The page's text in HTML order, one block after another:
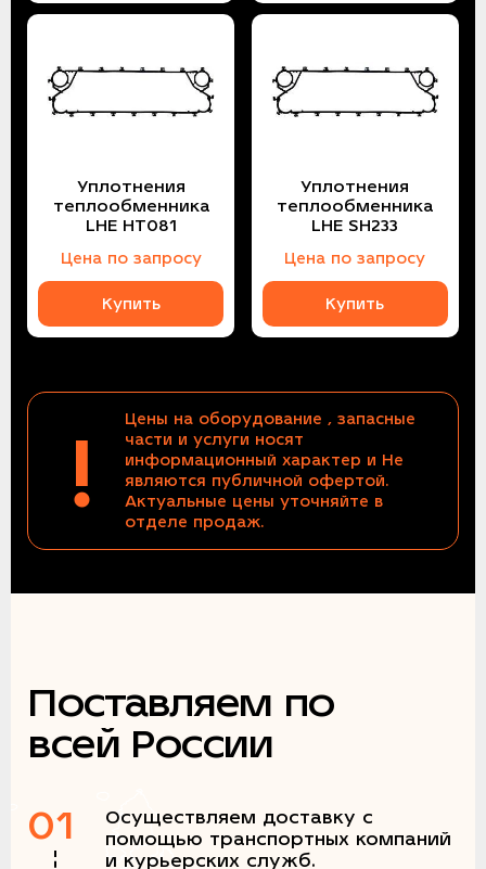
Уплотнения
теплообменника
LHE HT081
Цена по запросу
Купить
Уплотнения
теплообменника
LHE SH233
Цена по запросу
Купить
!
Цены на оборудование , запасные
части и услуги носят
информационный характер и Не
являются публичной офертой.
Актуальные цены уточняйте в
отделе продаж.
Поставляем по
всей России
01
Осуществляем доставку с
помощью транспортных компаний
и курьерских служб.